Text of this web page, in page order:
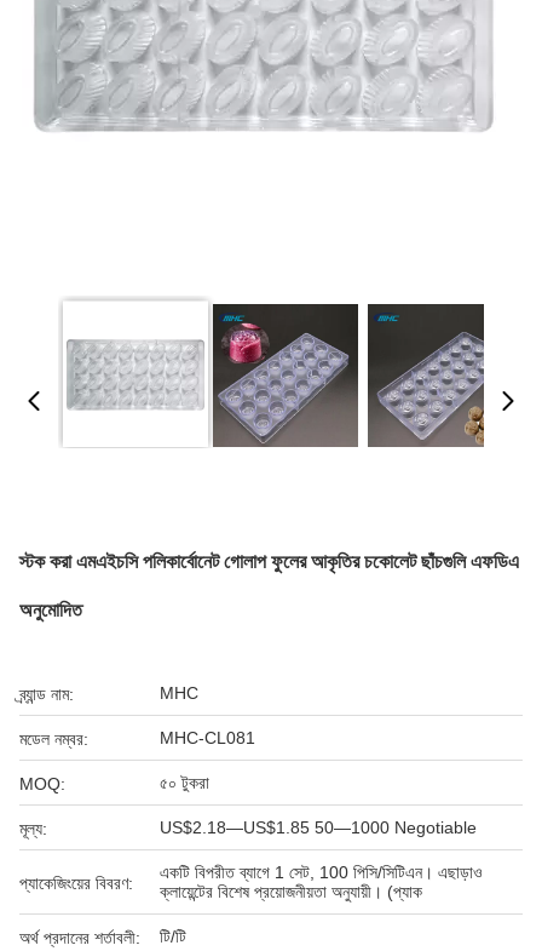
স্টক করা এমএইচসি পলিকার্বোনেট গোলাপ ফুলের আকৃতির চকোলেট ছাঁচগুলি এফডিএ
অনুমোদিত
ব্র্যান্ড নাম: MHC
মডেল নম্বর: MHC-CL081
MOQ: ৫০ টুকরা
মূল্য: US$2.18—US$1.85 50—1000 Negotiable
প্যাকেজিংয়ের বিবরণ:
একটি বিপরীত ব্যাগে 1 সেট, 100 পিসি/সিটিএন। এছাড়াও
ক্লায়েন্টের বিশেষ প্রয়োজনীয়তা অনুযায়ী। (প্যাক
অর্থ প্রদানের শর্তাবলী: টি/টি